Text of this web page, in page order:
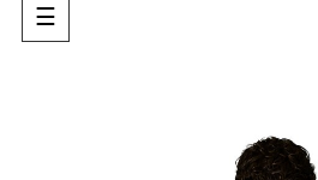
Basculer
la
☰